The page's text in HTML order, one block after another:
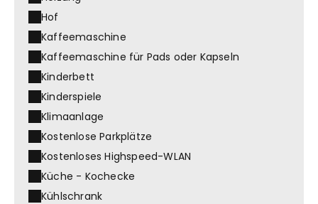
Hof
Kaffeemaschine
Kaffeemaschine für Pads oder Kapseln
Kinderbett
Kinderspiele
Klimaanlage
Kostenlose Parkplätze
Kostenloses Highspeed-WLAN
Küche - Kochecke
Kühlschrank